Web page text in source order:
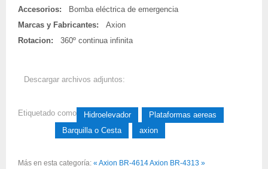
Accesorios:
Bomba eléctrica de emergencia
Marcas y Fabricantes:
Axion
Rotacion:
360º continua infinita
Descargar archivos adjuntos:
Etiquetado como Hidroelevador
Plataformas aereas
Barquilla o Cesta
axion
Más en esta categoría: « Axion BR-4614Axion BR-4313 »